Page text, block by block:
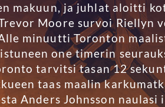
makuun, ja juhlat aloitti
Moore survoi Riellyn
minuutti Toronton
one timerin
tarvitsi tasan 12
taas maalin
Anders Johnsson